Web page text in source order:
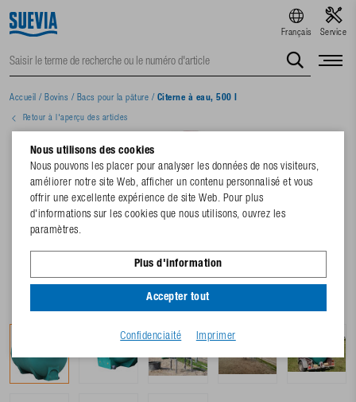
Français Service
Accueil / Bovins / Bacs pour la pâture / Citerne à eau, 500 l
Retour à l'aperçu des articles
Nous utilisons des cookies
Nous pouvons les placer pour analyser les données de nos visiteurs,
améliorer notre site Web, afficher un contenu personnalisé et vous
offrir une excellente expérience de site Web. Pour plus
d'informations sur les cookies que nous utilisons, ouvrez les
paramètres.
Plus d'information
Accepter tout
Confidenciaité Imprimer